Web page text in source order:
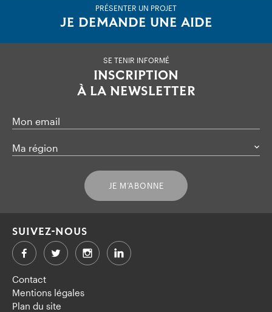
PRÉSENTER UN PROJET
JE DEMANDE UNE AIDE
SE TENIR INFORMÉ
INSCRIPTION
À LA NEWSLETTER
Mon email
Ma région
JE M’ABONNE
Contact
Mentions légales
Plan du site
SUIVEZ-NOUS
FacebookTwitter LinkedIn